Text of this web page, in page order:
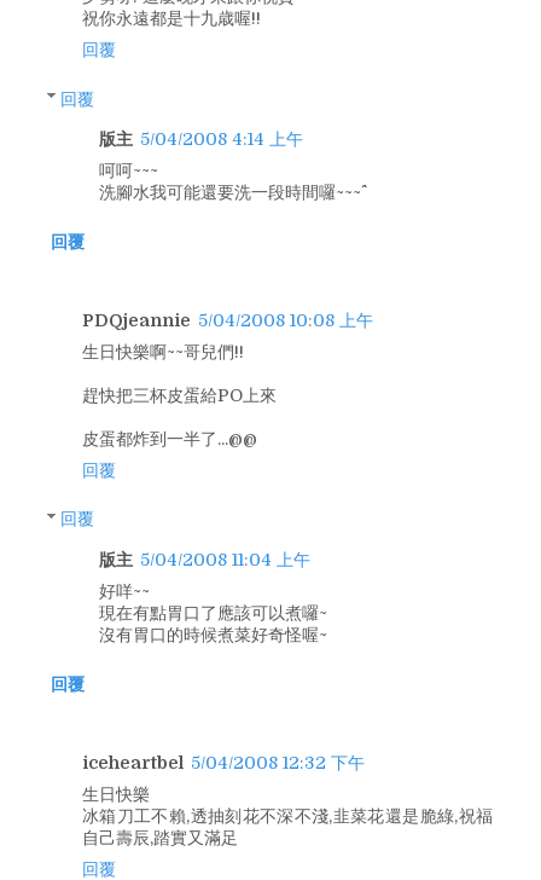
祝你永遠都是十九歳喔!!
回覆
回覆
版主 5/04/2008 4:14 上午
呵呵~~~
洗腳水我可能還要洗一段時間囉~~~^^
回覆
PDQjeannie 5/04/2008 10:08 上午
生日快樂啊~~哥兒們!!
趕快把三杯皮蛋給PO上來
皮蛋都炸到一半了...@@
回覆
回覆
版主 5/04/2008 11:04 上午
好咩~~
現在有點胃口了應該可以煮囉~
沒有胃口的時候煮菜好奇怪喔~
回覆
iceheartbel 5/04/2008 12:32 下午
生日快樂
冰箱刀工不賴,透抽刻花不深不淺,韭菜花還是脆綠,祝福
自己壽辰,踏實又滿足
回覆